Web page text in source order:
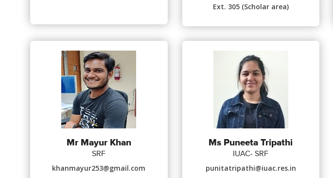
Ext. 305 (Scholar area)
Mr Mayur Khan
SRF
khanmayur253@gmail.com
Ms Puneeta Tripathi
IUAC- SRF
punitatripathi@iuac.res.in